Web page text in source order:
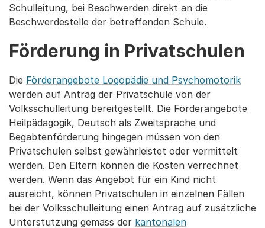
Schulleitung, bei Beschwerden direkt an die
Beschwerdestelle der betreffenden Schule.
Förderung in Privatschulen
Die Förderangebote Logopädie und Psychomotorik
werden auf Antrag der Privatschule von der
Volksschulleitung bereitgestellt. Die Förderangebote
Heilpädagogik, Deutsch als Zweitsprache und
Begabtenförderung hingegen müssen von den
Privatschulen selbst gewährleistet oder vermittelt
werden. Den Eltern können die Kosten verrechnet
werden. Wenn das Angebot für ein Kind nicht
ausreicht, können Privatschulen in einzelnen Fällen
bei der Volksschulleitung einen Antrag auf zusätzliche
Unterstützung gemäss der kantonalen